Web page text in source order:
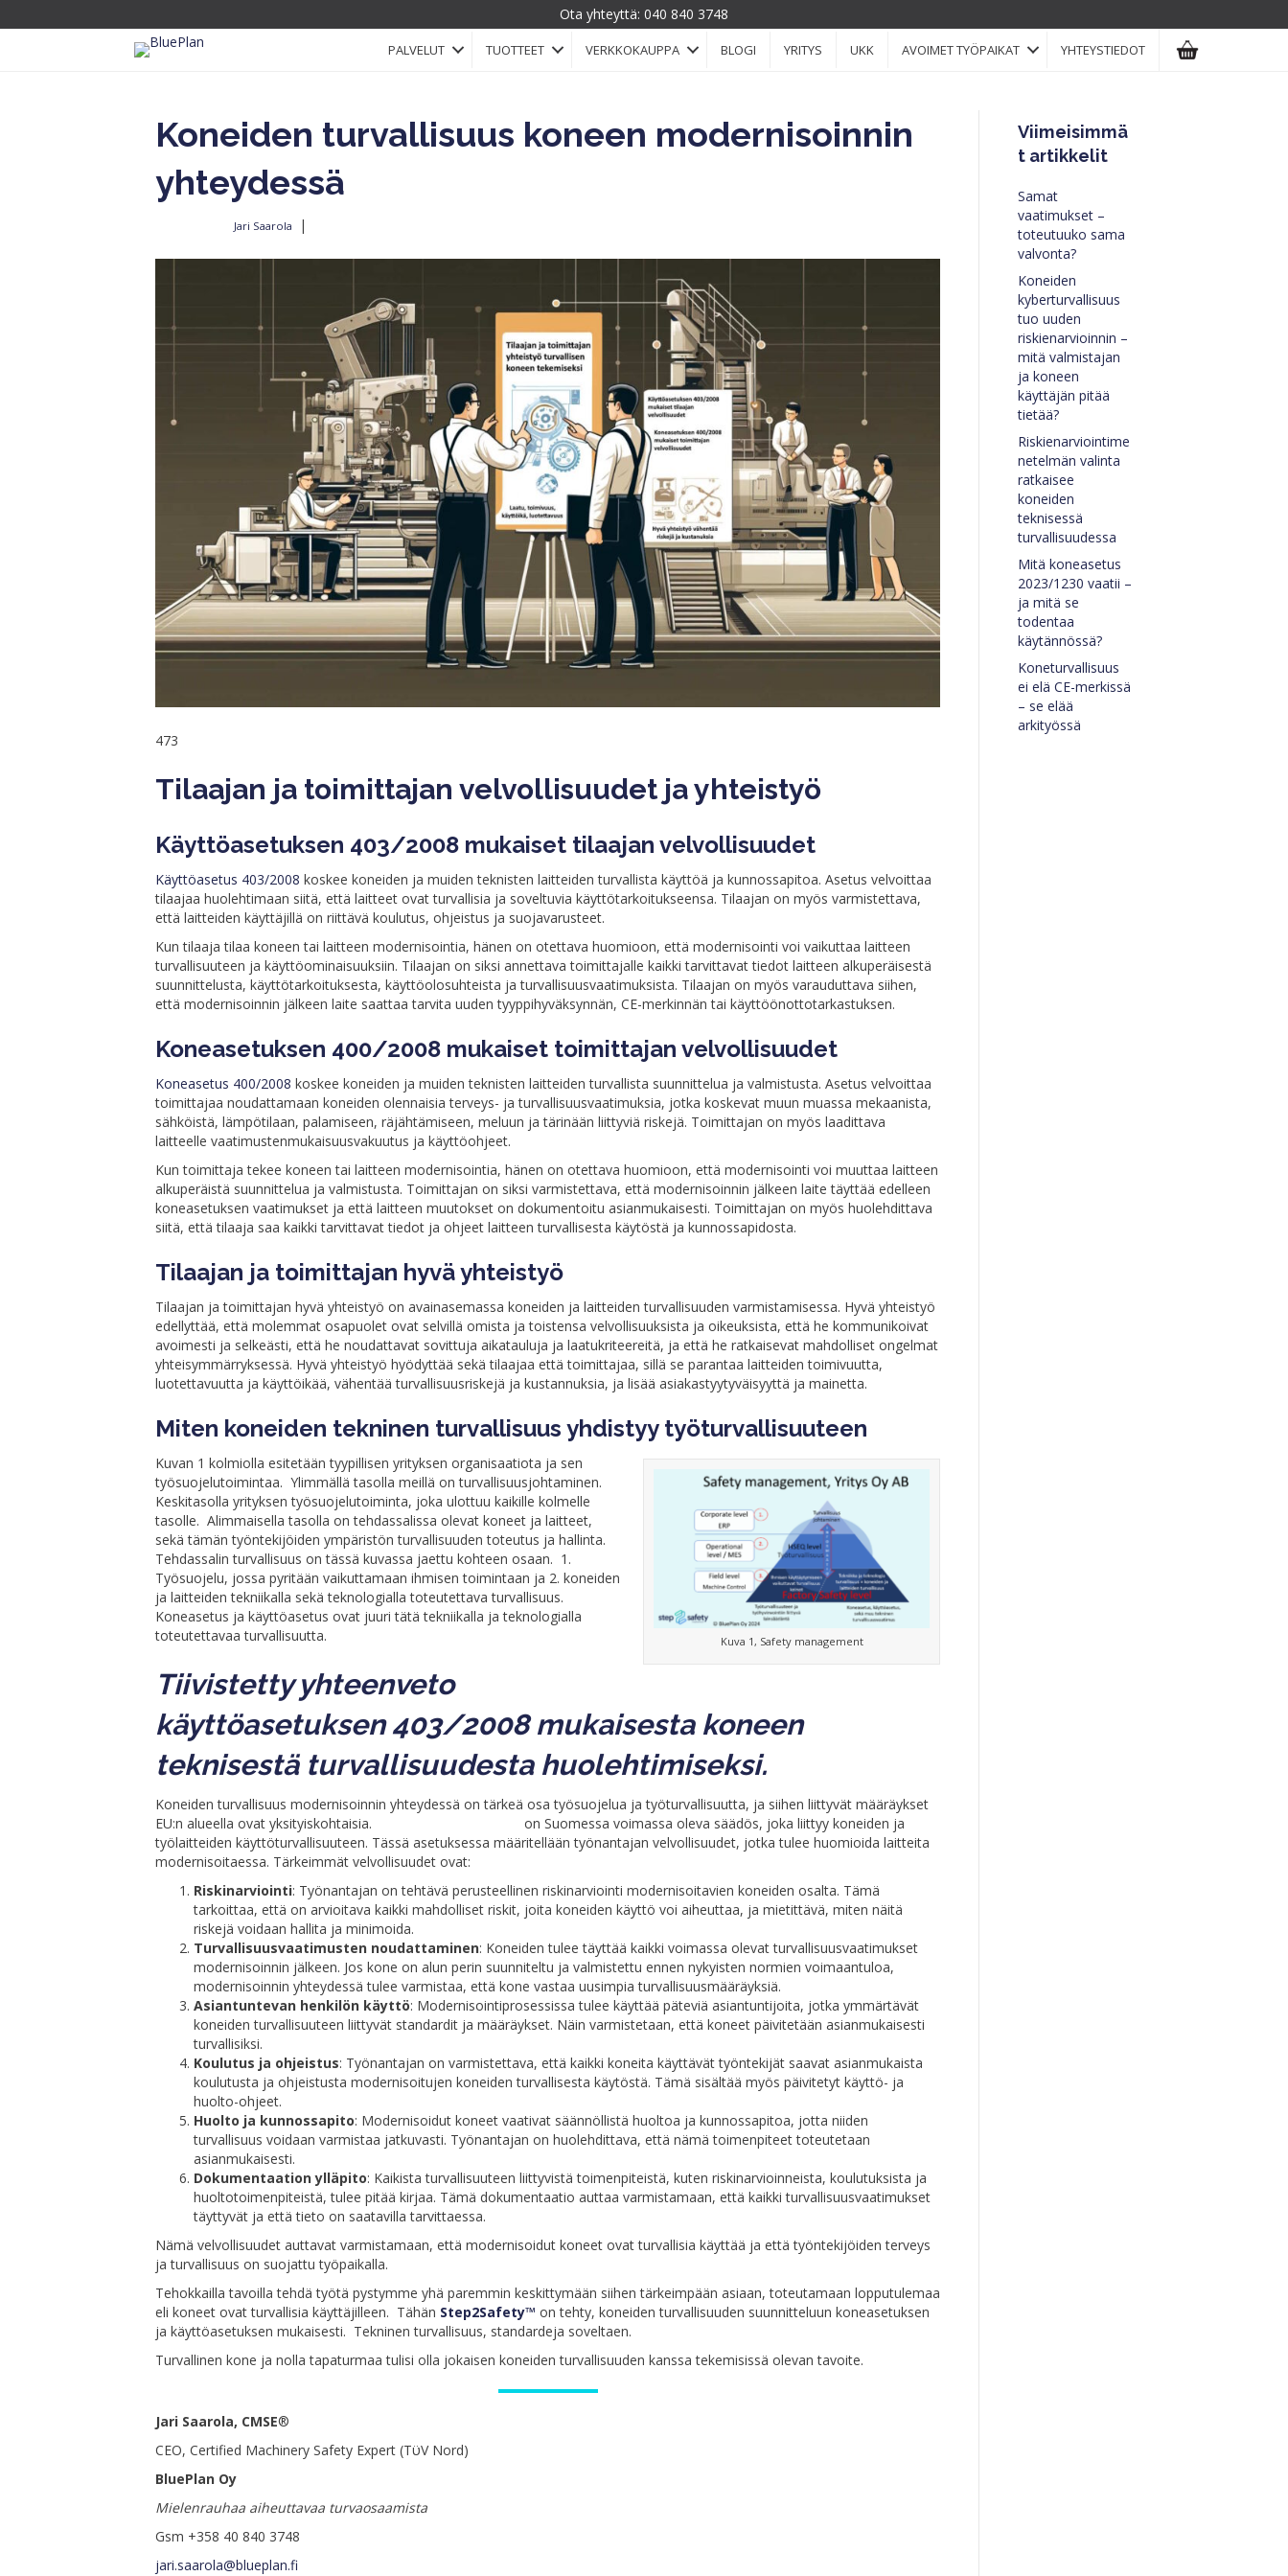
Ota yhteyttä: 040 840 3748
PALVELUT TUOTTEET VERKKOKAUPPA BLOGI YRITYS UKK AVOIMET TYÖPAIKAT YHTEYSTIEDOT
Koneiden turvallisuus koneen modernisoinnin
yhteydessä
Jari Saarola |
473
Tilaajan ja toimittajan velvollisuudet ja yhteistyö
Käyttöasetuksen 403/2008 mukaiset tilaajan velvollisuudet
Käyttöasetus 403/2008 koskee koneiden ja muiden teknisten laitteiden turvallista käyttöä ja kunnossapitoa. Asetus velvoittaa
tilaajaa huolehtimaan siitä, että laitteet ovat turvallisia ja soveltuvia käyttötarkoitukseensa. Tilaajan on myös varmistettava,
että laitteiden käyttäjillä on riittävä koulutus, ohjeistus ja suojavarusteet.
Kun tilaaja tilaa koneen tai laitteen modernisointia, hänen on otettava huomioon, että modernisointi voi vaikuttaa laitteen
turvallisuuteen ja käyttöominaisuuksiin. Tilaajan on siksi annettava toimittajalle kaikki tarvittavat tiedot laitteen alkuperäisestä
suunnittelusta, käyttötarkoituksesta, käyttöolosuhteista ja turvallisuusvaatimuksista. Tilaajan on myös varauduttava siihen,
että modernisoinnin jälkeen laite saattaa tarvita uuden tyyppihyväksynnän, CE-merkinnän tai käyttöönottotarkastuksen.
Koneasetuksen 400/2008 mukaiset toimittajan velvollisuudet
Koneasetus 400/2008 koskee koneiden ja muiden teknisten laitteiden turvallista suunnittelua ja valmistusta. Asetus velvoittaa
toimittajaa noudattamaan koneiden olennaisia terveys- ja turvallisuusvaatimuksia, jotka koskevat muun muassa mekaanista,
sähköistä, lämpötilaan, palamiseen, räjähtämiseen, meluun ja tärinään liittyviä riskejä. Toimittajan on myös laadittava
laitteelle vaatimustenmukaisuusvakuutus ja käyttöohjeet.
Kun toimittaja tekee koneen tai laitteen modernisointia, hänen on otettava huomioon, että modernisointi voi muuttaa laitteen
alkuperäistä suunnittelua ja valmistusta. Toimittajan on siksi varmistettava, että modernisoinnin jälkeen laite täyttää edelleen
koneasetuksen vaatimukset ja että laitteen muutokset on dokumentoitu asianmukaisesti. Toimittajan on myös huolehdittava
siitä, että tilaaja saa kaikki tarvittavat tiedot ja ohjeet laitteen turvallisesta käytöstä ja kunnossapidosta.
Tilaajan ja toimittajan hyvä yhteistyö
Tilaajan ja toimittajan hyvä yhteistyö on avainasemassa koneiden ja laitteiden turvallisuuden varmistamisessa. Hyvä yhteistyö
edellyttää, että molemmat osapuolet ovat selvillä omista ja toistensa velvollisuuksista ja oikeuksista, että he kommunikoivat
avoimesti ja selkeästi, että he noudattavat sovittuja aikatauluja ja laatukriteereitä, ja että he ratkaisevat mahdolliset ongelmat
yhteisymmärryksessä. Hyvä yhteistyö hyödyttää sekä tilaajaa että toimittajaa, sillä se parantaa laitteiden toimivuutta,
luotettavuutta ja käyttöikää, vähentää turvallisuusriskejä ja kustannuksia, ja lisää asiakastyytyväisyyttä ja mainetta.
Miten koneiden tekninen turvallisuus yhdistyy työturvallisuuteen
Kuva 1, Safety management
Kuvan 1 kolmiolla esitetään tyypillisen yrityksen organisaatiota ja sen
työsuojelutoimintaa. Ylimmällä tasolla meillä on turvallisuusjohtaminen.
Keskitasolla yrityksen työsuojelutoiminta, joka ulottuu kaikille kolmelle
tasolle. Alimmaisella tasolla on tehdassalissa olevat koneet ja laitteet,
sekä tämän työntekijöiden ympäristön turvallisuuden toteutus ja hallinta.
Tehdassalin turvallisuus on tässä kuvassa jaettu kohteen osaan. 1.
Työsuojelu, jossa pyritään vaikuttamaan ihmisen toimintaan ja 2. koneiden
ja laitteiden tekniikalla sekä teknologialla toteutettava turvallisuus.
Koneasetus ja käyttöasetus ovat juuri tätä tekniikalla ja teknologialla
toteutettavaa turvallisuutta.
Tiivistetty yhteenveto
käyttöasetuksen 403/2008 mukaisesta koneen
teknisestä turvallisuudesta huolehtimiseksi.
Koneiden turvallisuus modernisoinnin yhteydessä on tärkeä osa työsuojelua ja työturvallisuutta, ja siihen liittyvät määräykset
EU:n alueella ovat yksityiskohtaisia.
on Suomessa voimassa oleva säädös, joka liittyy koneiden ja
työlaitteiden käyttöturvallisuuteen. Tässä asetuksessa määritellään työnantajan velvollisuudet, jotka tulee huomioida laitteita
modernisoitaessa. Tärkeimmät velvollisuudet ovat:
Riskinarviointi: Työnantajan on tehtävä perusteellinen riskinarviointi modernisoitavien koneiden osalta. Tämä
tarkoittaa, että on arvioitava kaikki mahdolliset riskit, joita koneiden käyttö voi aiheuttaa, ja mietittävä, miten näitä
riskejä voidaan hallita ja minimoida.
Turvallisuusvaatimusten noudattaminen: Koneiden tulee täyttää kaikki voimassa olevat turvallisuusvaatimukset
modernisoinnin jälkeen. Jos kone on alun perin suunniteltu ja valmistettu ennen nykyisten normien voimaantuloa,
modernisoinnin yhteydessä tulee varmistaa, että kone vastaa uusimpia turvallisuusmääräyksiä.
Asiantuntevan henkilön käyttö: Modernisointiprosessissa tulee käyttää päteviä asiantuntijoita, jotka ymmärtävät
koneiden turvallisuuteen liittyvät standardit ja määräykset. Näin varmistetaan, että koneet päivitetään asianmukaisesti
turvallisiksi.
Koulutus ja ohjeistus: Työnantajan on varmistettava, että kaikki koneita käyttävät työntekijät saavat asianmukaista
koulutusta ja ohjeistusta modernisoitujen koneiden turvallisesta käytöstä. Tämä sisältää myös päivitetyt käyttö- ja
huolto-ohjeet.
Huolto ja kunnossapito: Modernisoidut koneet vaativat säännöllistä huoltoa ja kunnossapitoa, jotta niiden
turvallisuus voidaan varmistaa jatkuvasti. Työnantajan on huolehdittava, että nämä toimenpiteet toteutetaan
asianmukaisesti.
Dokumentaation ylläpito: Kaikista turvallisuuteen liittyvistä toimenpiteistä, kuten riskinarvioinneista, koulutuksista ja
huoltotoimenpiteistä, tulee pitää kirjaa. Tämä dokumentaatio auttaa varmistamaan, että kaikki turvallisuusvaatimukset
täyttyvät ja että tieto on saatavilla tarvittaessa.
Nämä velvollisuudet auttavat varmistamaan, että modernisoidut koneet ovat turvallisia käyttää ja että työntekijöiden terveys
ja turvallisuus on suojattu työpaikalla.
Tehokkailla tavoilla tehdä työtä pystymme yhä paremmin keskittymään siihen tärkeimpään asiaan, toteutamaan lopputulemaa
eli koneet ovat turvallisia käyttäjilleen. Tähän Step2Safety™ on tehty, koneiden turvallisuuden suunnitteluun koneasetuksen
ja käyttöasetuksen mukaisesti. Tekninen turvallisuus, standardeja soveltaen.
Turvallinen kone ja nolla tapaturmaa tulisi olla jokaisen koneiden turvallisuuden kanssa tekemisissä olevan tavoite.
Jari Saarola, CMSE®
CEO, Certified Machinery Safety Expert (TϋV Nord)
BluePlan Oy
Mielenrauhaa aiheuttavaa turvaosaamista
Gsm +358 40 840 3748
jari.saarola@blueplan.fi
Viimeisimmä
t artikkelit
Samat
vaatimukset –
toteutuuko sama
valvonta?
Koneiden
kyberturvallisuus
tuo uuden
riskienarvioinnin –
mitä valmistajan
ja koneen
käyttäjän pitää
tietää?
Riskienarviointime
netelmän valinta
ratkaisee
koneiden
teknisessä
turvallisuudessa
Mitä koneasetus
2023/1230 vaatii –
ja mitä se
todentaa
käytännössä?
Koneturvallisuus
ei elä CE-merkissä
– se elää
arkityössä